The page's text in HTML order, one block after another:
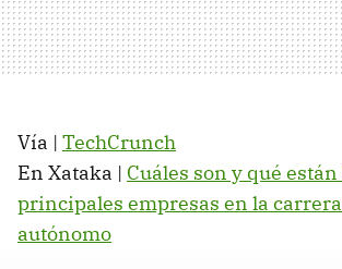
Vía | TechCrunch
En Xataka | Cuáles son y qué
principales empresas en la
autónomo